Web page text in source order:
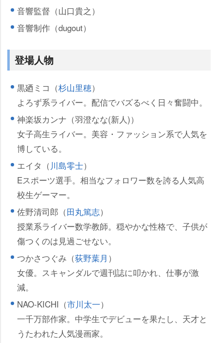
音響監督（山口貴之）
音響制作（dugout）
登場人物
黒廼ミコ（杉山里穂）
よろず系ライバー。配信でバズるべく日々奮闘中。
神楽坂カンナ（羽澄なな(新人)）
女子高生ライバー。美容・ファッション系で人気を
博している。
エイタ（ 川島零士）
Eスポーツ選手。相当なフォロワー数を誇る人気高
校生ゲーマー。
佐野清司郎（田丸篤志）
授業系ライバー数学教師。穏やかな性格で、子供が
傷つくのは見過ごせない。
つかさつぐみ（荻野葉月 ）
女優。スキャンダルで週刊誌に叩かれ、仕事が激
減。
NAO-KICHI（市川太一）
一千万部作家。中学生でデビューを果たし、天才と
うたわれた人気漫画家。